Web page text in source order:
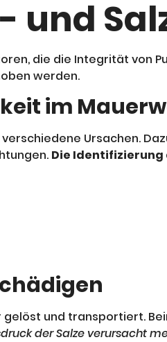
und
die die Integrität von
werden.
im
Ursachen.
Die Identifizierung
und transportiert.
der Salze verursacht